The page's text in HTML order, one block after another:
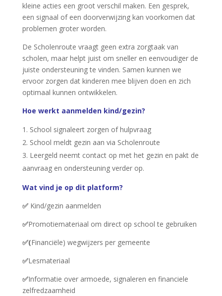
kleine acties een groot verschil maken. Een gesprek,
een signaal of een doorverwijzing kan voorkomen dat
problemen groter worden.
De Scholenroute vraagt geen extra zorgtaak van
scholen, maar helpt juist om sneller en eenvoudiger de
juiste ondersteuning te vinden. Samen kunnen we
ervoor zorgen dat kinderen mee blijven doen en zich
optimaal kunnen ontwikkelen.
Hoe werkt aanmelden kind/gezin?
School signaleert zorgen of hulpvraag
School meldt gezin aan via Scholenroute
Leergeld neemt contact op met het gezin en pakt de
aanvraag en ondersteuning verder op.
Wat vind je op dit platform?
✅ Kind/gezin aanmelden
✅Promotiemateriaal om direct op school te gebruiken
✅(Financiële) wegwijzers per gemeente
✅Lesmateriaal
✅Informatie over armoede, signaleren en financiele
zelfredzaamheid